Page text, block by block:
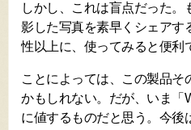
しかし、これは盲点だった
影した写真を素早くシェアす
性以上に、使ってみると便利
ことによっては、この製品
かもしれない。だが、いま「
に値するものだと思う。今後